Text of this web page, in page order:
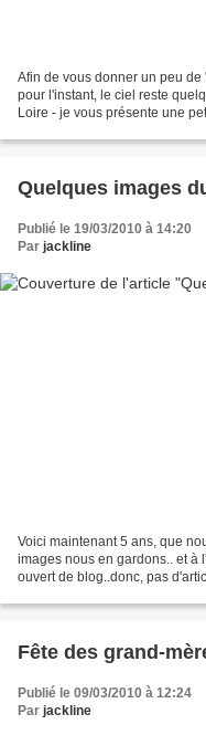
Afin de vous donner un peu
pour l'instant, le ciel reste
Loire - je vous présente une
Quelques images
Publié le 19/03/2010 à 14:20
Par jackline
Voici maintenant 5 ans, que
images nous en gardons.. et à
ouvert de blog..donc, pas
Fête des grand-
Publié le 09/03/2010 à 12:24
Par jackline